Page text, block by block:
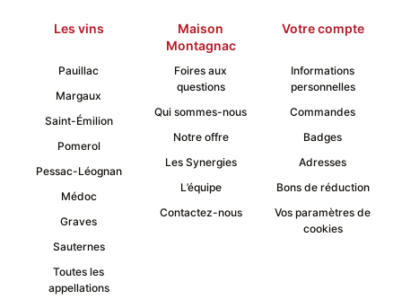
Les vins
Maison
Montagnac
Votre compte
Pauillac
Margaux
Saint-Émilion
Pomerol
Pessac-Léognan
Médoc
Graves
Sauternes
Toutes les
appellations
Foires aux
questions
Qui sommes-nous
Notre offre
Les Synergies
L’équipe
Contactez-nous
Informations
personnelles
Commandes
Badges
Adresses
Bons de réduction
Vos paramètres de
cookies